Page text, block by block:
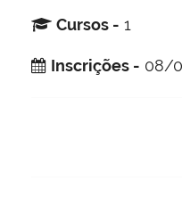
Cursos - 1
Inscrições - 08/